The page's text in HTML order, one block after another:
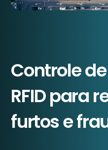
Controle
RFID para
furtos e